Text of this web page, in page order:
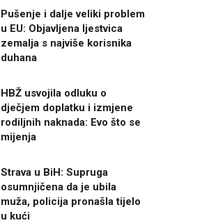
Pušenje i dalje veliki problem
u EU: Objavljena ljestvica
zemalja s najviše korisnika
duhana
HBŽ usvojila odluku o
dječjem doplatku i izmjene
rodiljnih naknada: Evo što se
mijenja
Strava u BiH: Supruga
osumnjičena da je ubila
muža, policija pronašla tijelo
u kući